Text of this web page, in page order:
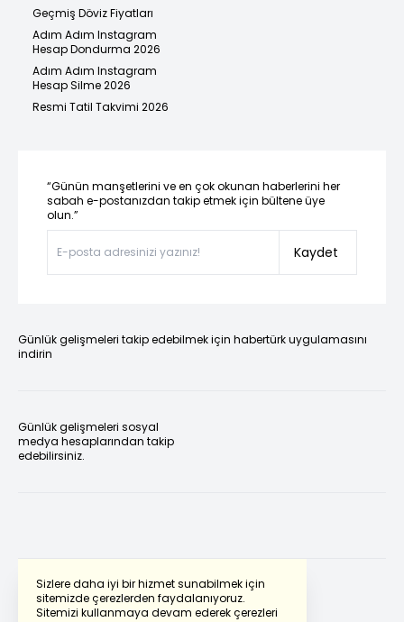
Sizlere daha iyi bir hizmet sunabilmek için
sitemizde çerezlerden faydalanıyoruz.
Sitemizi kullanmaya devam ederek çerezleri
Geçmiş Döviz Fiyatları
Adım Adım Instagram
Hesap Dondurma 2026
Adım Adım Instagram
Hesap Silme 2026
Resmi Tatil Takvimi 2026
“Günün manşetlerini ve en çok okunan haberlerini her
sabah e-postanızdan takip etmek için bültene üye
olun.”
Kaydet
Günlük gelişmeleri takip edebilmek için habertürk uygulamasını
indirin
Günlük gelişmeleri sosyal
medya hesaplarından takip
edebilirsiniz.